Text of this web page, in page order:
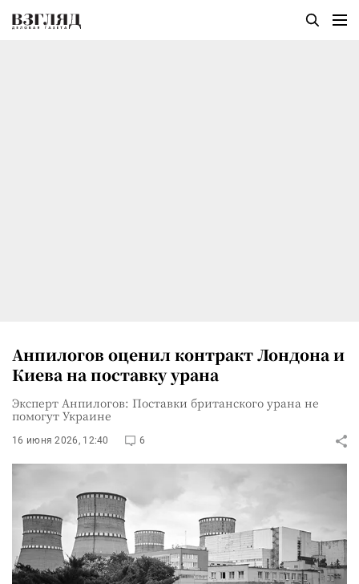
Анпилогов оценил контракт Лондона и
Киева на поставку урана
Эксперт Анпилогов: Поставки британского урана не
помогут Украине
16 июня 2026, 12:40 6